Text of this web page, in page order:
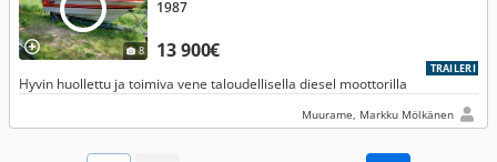
8 13 900€
1987
TRAILERI
Hyvin huollettu ja toimiva vene taloudellisella diesel moottorilla
Muurame, Markku Mölkänen